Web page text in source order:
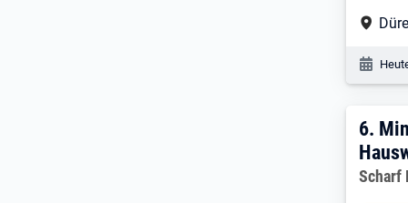
6.
6.
Scharf